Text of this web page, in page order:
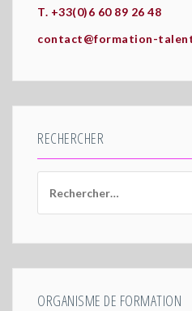
T. +33(0)6 60 89 26 48
contact@formation-
RECHERCHER
ORGANISME DE FORMATION